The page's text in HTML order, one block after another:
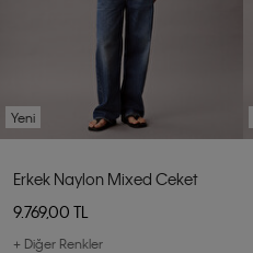
Yeni
Erkek Naylon Mixed Ceket
9.769,00 TL
+ Diğer Renkler